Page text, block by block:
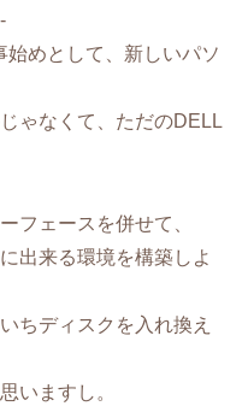
めとして、新しいパソ
ゃなくて、ただのDELL
フェースを併せて、
出来る環境を構築しよ
ちディスクを入れ換え
いますし。